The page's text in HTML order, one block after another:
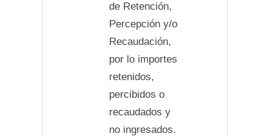
de Retención,
Percepción y/o
Recaudación,
por lo importes
retenidos,
percibidos o
recaudados y
no ingresados.